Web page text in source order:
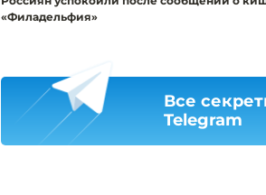
«Филадельфия»
Все
Telegram